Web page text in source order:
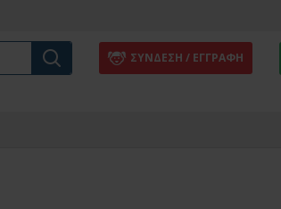
ΣΎΝΔΕΣΗ / ΕΓΓΡΑΦΉ